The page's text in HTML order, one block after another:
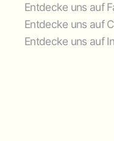
Entdecke uns auf
Entdecke uns auf
Entdecke uns auf